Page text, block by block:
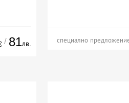
/ 81лв. специално